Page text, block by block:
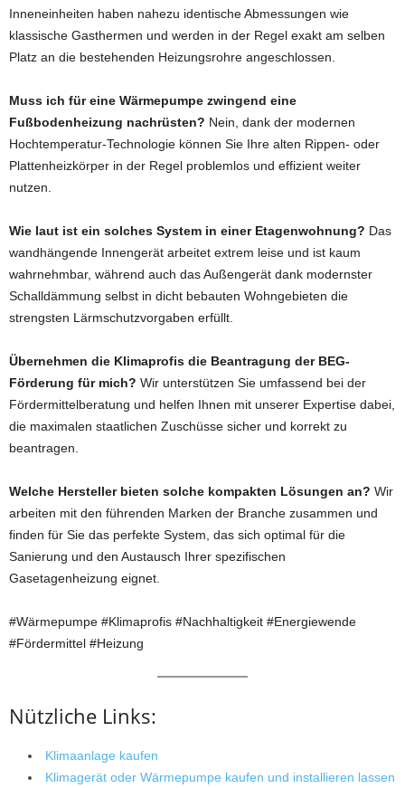
Inneneinheiten haben nahezu identische Abmessungen wie
klassische Gasthermen und werden in der Regel exakt am selben
Platz an die bestehenden Heizungsrohre angeschlossen.
Muss ich für eine Wärmepumpe zwingend eine
Fußbodenheizung nachrüsten? Nein, dank der modernen
Hochtemperatur-Technologie können Sie Ihre alten Rippen- oder
Plattenheizkörper in der Regel problemlos und effizient weiter
nutzen.
Wie laut ist ein solches System in einer Etagenwohnung? Das
wandhängende Innengerät arbeitet extrem leise und ist kaum
wahrnehmbar, während auch das Außengerät dank modernster
Schalldämmung selbst in dicht bebauten Wohngebieten die
strengsten Lärmschutzvorgaben erfüllt.
Übernehmen die Klimaprofis die Beantragung der BEG-
Förderung für mich? Wir unterstützen Sie umfassend bei der
Fördermittelberatung und helfen Ihnen mit unserer Expertise dabei,
die maximalen staatlichen Zuschüsse sicher und korrekt zu
beantragen.
Welche Hersteller bieten solche kompakten Lösungen an? Wir
arbeiten mit den führenden Marken der Branche zusammen und
finden für Sie das perfekte System, das sich optimal für die
Sanierung und den Austausch Ihrer spezifischen
Gasetagenheizung eignet.
#Wärmepumpe #Klimaprofis #Nachhaltigkeit #Energiewende
#Fördermittel #Heizung
Nützliche Links:
Klimaanlage kaufen
Klimagerät oder Wärmepumpe kaufen und installieren lassen